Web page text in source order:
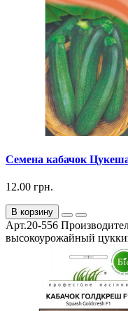
Семена кабачок
12.00 грн.
В корзину
Арт.20-556
высокоурожайный